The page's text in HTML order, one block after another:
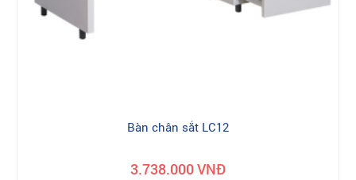
Bàn chân sắt LC12
3.738.000 VNĐ